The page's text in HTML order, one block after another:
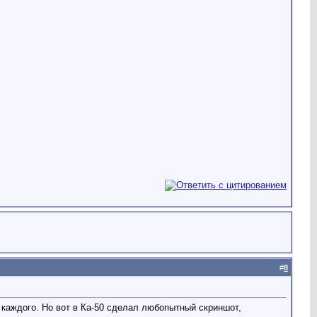
#8
Но вот в Ка-50 сделал любопытный скриншот,